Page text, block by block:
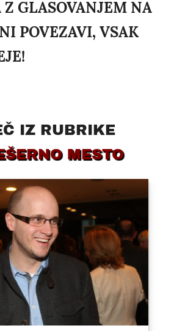
Z GLASOVANJEM NA
POVEZAVI, VSAK
IZ RUBRIKE
MESTO